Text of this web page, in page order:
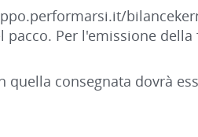
Per l'emissione
consegnata dovrà